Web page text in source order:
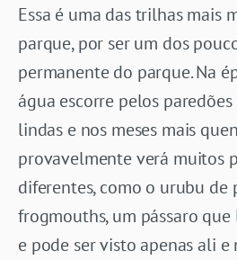
Essa é uma das trilhas mais
parque, por ser um dos
permanente do parque. Na
água escorre pelos
lindas e nos meses mais
provavelmente verá muitos
diferentes, como o urubu de
frogmouths, um pássaro
e pode ser visto apenas ali e